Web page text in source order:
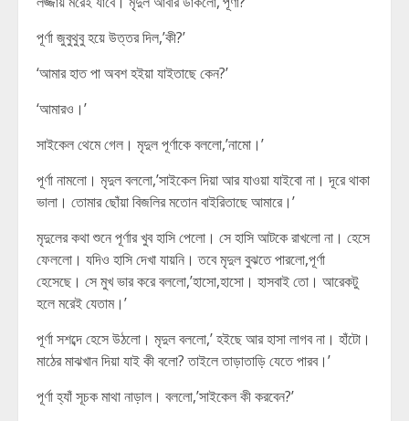
পূর্ণা জুবুথুবু হয়ে উত্তর দিল,’কী?’
‘আমার হাত পা অবশ হইয়া যাইতাছে কেন?’
‘আমারও।’
সাইকেল থেমে গেল। মৃদুল পূর্ণাকে বললো,’নামো।’
পূর্ণা নামলো। মৃদুল বললো,’সাইকেল দিয়া আর যাওয়া যাইবো না। দূরে থাকা
ভালা। তোমার ছোঁয়া বিজলির মতোন বাইরিতাছে আমারে।’
মৃদুলের কথা শুনে পূর্ণার খুব হাসি পেলো। সে হাসি আটকে রাখলো না। হেসে
ফেললো। যদিও হাসি দেখা যায়নি। তবে মৃদুল বুঝতে পারলো,পূর্ণা
হেসেছে। সে মুখ ভার করে বললো,’হাসো,হাসো। হাসবাই তো। আরেকটু
হলে মরেই যেতাম।’
পূর্ণা সশব্দে হেসে উঠলো। মৃদুল বললো,’ হইছে আর হাসা লাগব না। হাঁটো।
মাঠের মাঝখান দিয়া যাই কী বলো? তাইলে তাড়াতাড়ি যেতে পারব।’
পূর্ণা হ্যাঁ সূচক মাথা নাড়াল। বললো,’সাইকেল কী করবেন?’